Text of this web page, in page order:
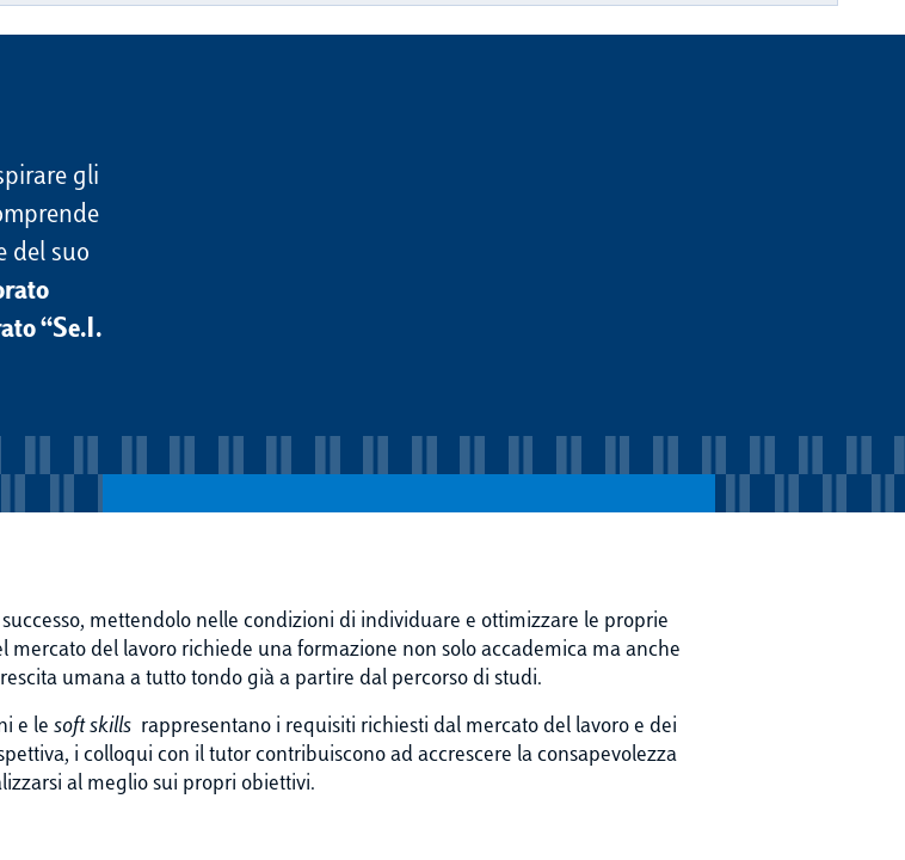
gli
del suo
“Se.I.
mettendolo nelle condizioni di individuare e ottimizzare le proprie
del lavoro richiede una formazione non solo accademica ma anche
umana a tutto tondo già a partire dal percorso di studi.
e le soft skills rappresentano i requisiti richiesti dal mercato del lavoro e dei
i colloqui con il tutor contribuiscono ad accrescere la consapevolezza
al meglio sui propri obiettivi.